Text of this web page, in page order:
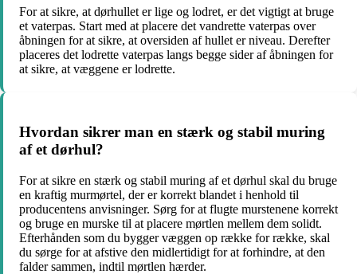
For at sikre, at dørhullet er lige og lodret, er det vigtigt at bruge
et vaterpas. Start med at placere det vandrette vaterpas over
åbningen for at sikre, at oversiden af hullet er niveau. Derefter
placeres det lodrette vaterpas langs begge sider af åbningen for
at sikre, at væggene er lodrette.
Hvordan sikrer man en stærk og stabil muring
af et dørhul?
For at sikre en stærk og stabil muring af et dørhul skal du bruge
en kraftig murmørtel, der er korrekt blandet i henhold til
producentens anvisninger. Sørg for at flugte murstenene korrekt
og bruge en murske til at placere mørtlen mellem dem solidt.
Efterhånden som du bygger væggen op række for række, skal
du sørge for at afstive den midlertidigt for at forhindre, at den
falder sammen, indtil mørtlen hærder.